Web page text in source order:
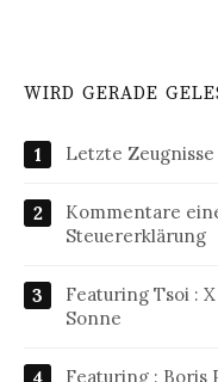
WIRD GERADE
Letzte Zeugnisse
Kommentare
Steuererklärung
Featuring Tsoi :
Sonne
Featuring : Boris